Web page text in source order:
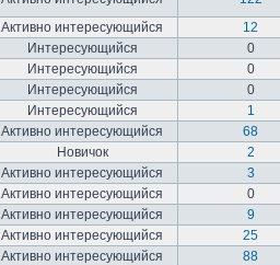
Активно интересующийся 12
Интересующийся 0
Интересующийся 0
Интересующийся 0
Интересующийся 1
Активно интересующийся 68
Новичок 2
Активно интересующийся 3
Активно интересующийся 0
Активно интересующийся 9
Активно интересующийся 25
Активно интересующийся 88